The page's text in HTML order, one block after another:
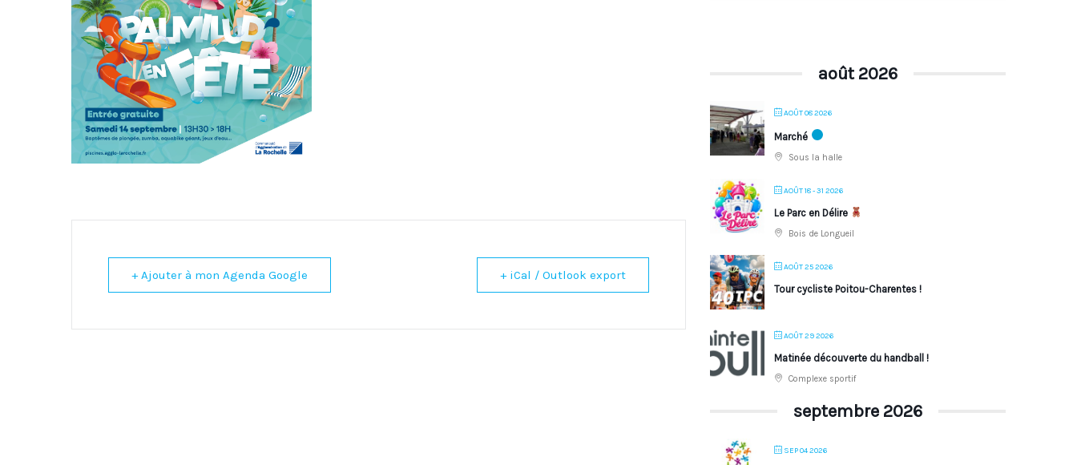
+ Ajouter à mon Agenda Google + iCal / Outlook export
août 2026
AOÛT 08 2026
Marché
Sous la halle
AOÛT 18 - 31 2026
Le Parc en Délire
Bois de Longueil
AOÛT 25 2026
Tour cycliste Poitou-Charentes !
AOÛT 29 2026
Matinée découverte du handball !
Complexe sportif
septembre 2026
SEP 04 2026